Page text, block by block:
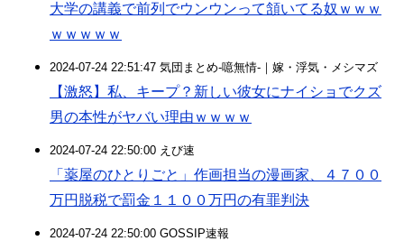
大学の講義で前列でウンウンって頷いてる奴ｗｗｗ
ｗｗｗｗｗ
2024-07-24 22:51:47 気団まとめ-噫無情-｜嫁・浮気・メシマズ
【激怒】私、キープ？新しい彼女にナイショでクズ
男の本性がヤバい理由ｗｗｗｗ
2024-07-24 22:50:00 えび速
「薬屋のひとりごと」作画担当の漫画家、４７００
万円脱税で罰金１１００万円の有罪判決
2024-07-24 22:50:00 GOSSIP速報